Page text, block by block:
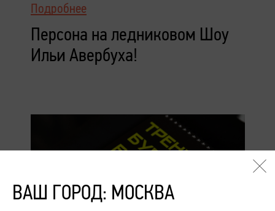
Подробнее
Персона на ледниковом Шоу
Ильи Авербуха!
ВАШ ГОРОД: МОСКВА